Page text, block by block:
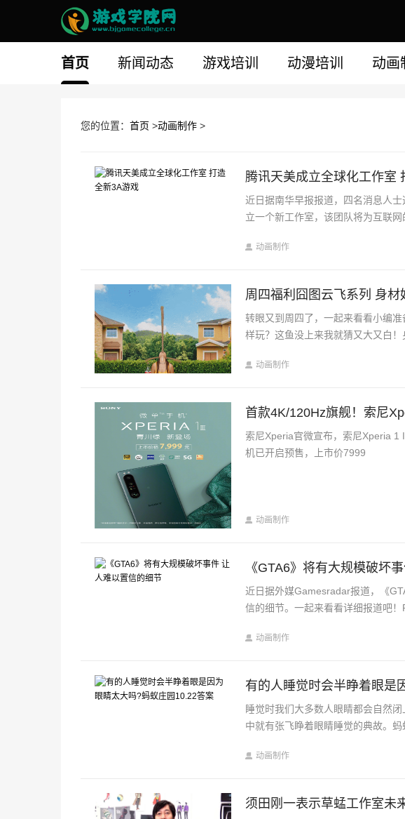
首页 新闻动态 游戏培训 动漫培训 动画
您的位置： 首页 >动画制作 >
腾讯天美成立全球化工作室
近日据南华早报报道，四名消息人
立一个新工作室，该团队将为互联
动画制作
周四福利囧图云飞系列 身材
转眼又到周四了，一起来看看小编
样玩？这鱼没上来我就猜又大又白
动画制作
首款4K/120Hz旗舰！索尼
索尼Xperia官微宣布，索尼Xperia
机已开启预售，上市价7999
动画制作
《GTA6》将有大规模破坏
近日据外媒Gamesradar报道，《
信的细节。一起来看看详细报道吧！
动画制作
有的人睡觉时会半睁着眼是
睡觉时我们大多数人眼睛都会自然
中就有张飞睁着眼睛睡觉的典故。蚂
动画制作
须田刚一表示草蜢工作室未